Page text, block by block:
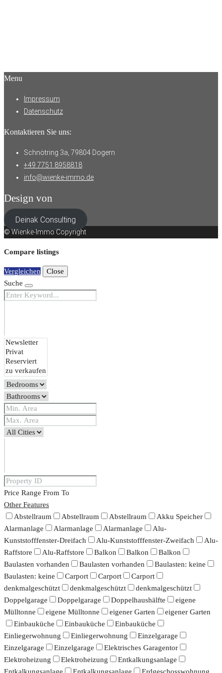
Menu
Impressum
Datenschutz
Kontaktieren Sie uns:
Schnötring 3a, 79804 Dogern
+49 7751 8958818
info@wienke-immo.de
Design von
Deinak Consulting
© Wienke-Immo Copyright
Compare listings
Vergleichen
Close
Suche
Price Range From To
Other Features
Abstellraum
Abstellraum Abstellraum
Akku Speicher
Alarmanlage
Alarmanlage Alarmanlage
Alu-
Kunststofffenster-Dreifach
Alu-Kunststofffenster-Zweifach
Alu-
Raffstore
Alu-Raffstore Balkon Balkon
Balkon
Baulasten vorhanden
Baulasten vorhanden
Baulasten: keine
Baulasten: keine
Carport Carport
Carport
denkmalgeschützt
denkmalgeschützt
denkmalgeschützt
Doppelgarage
Doppelgarage Doppelhaushälfte
eigene
Mülltonne
eigene Mülltonne eigener Garten
eigener Garten
Einbauküche
Einbauküche
Einbauküche
Einliegerwohnung
Einliegerwohnung
Einzelgarage
Einzelgarage
Einzelgarage
Elektrisches Garagentor
Elektroheizung
Elektroheizung
Entkalkungsanlage